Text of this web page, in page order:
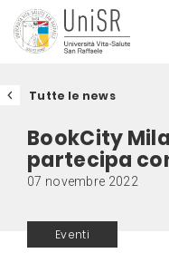
Tutte le news
BookCity
partecipa
07 novembre 2022
Eventi